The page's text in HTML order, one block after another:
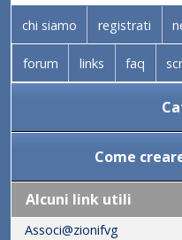
chi siamo registrati
forum links faq
Come
Alcuni link utili
Associ@zionifvg